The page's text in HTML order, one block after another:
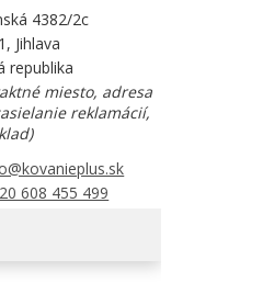
4382/2c
Jihlava
republika
miesto, adresa
reklamácií,
608 455 499